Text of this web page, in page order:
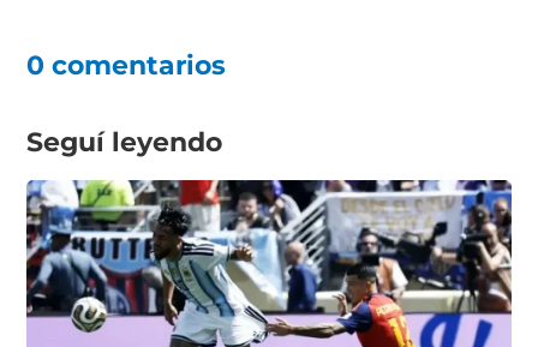
0 comentarios
Seguí leyendo